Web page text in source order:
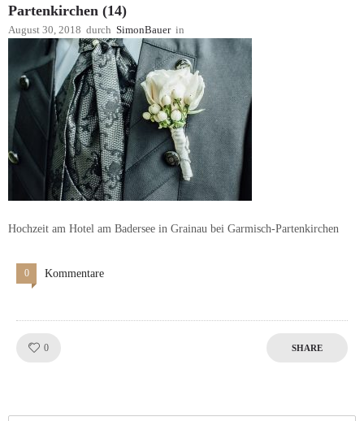
Partenkirchen (14)
August 30, 2018 durch SimonBauer in
Hochzeit am Hotel am Badersee in Grainau bei Garmisch-Partenkirchen
0 Kommentare
0 SHARE